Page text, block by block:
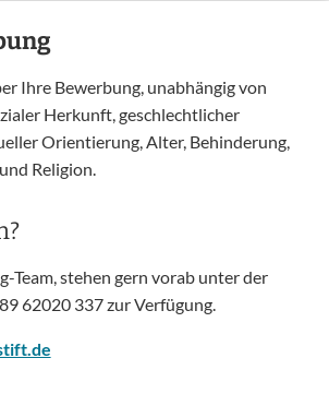
Ihre Bewerbung, unabhängig von
Herkunft, geschlechtlicher
Orientierung, Alter, Behinderung,
Religion.
Team, stehen gern vorab unter der
62020 337 zur Verfügung.